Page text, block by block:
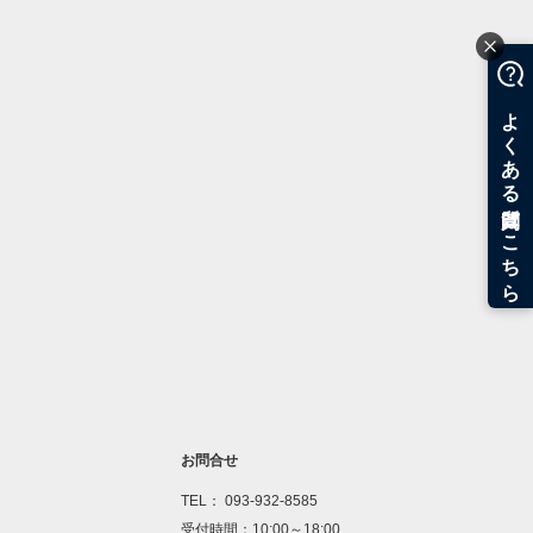
お問合せ
TEL： 093-932-8585
受付時間：10:00～18:00